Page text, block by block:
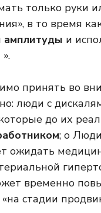
только руки
в то время
амплитуды и
принять во
люди с
до их
; o
ожидать
временно
стадии